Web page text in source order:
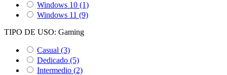
Windows 10 (1)
Windows 11 (9)
TIPO DE USO: Gaming
Casual (3)
Dedicado (5)
Intermedio (2)